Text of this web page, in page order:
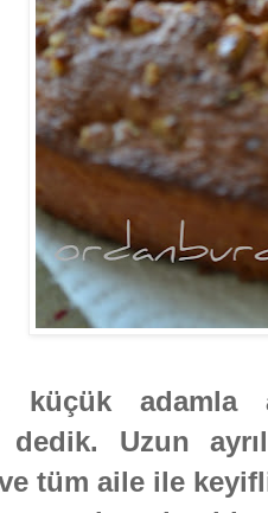
küçük adamla
dedik. Uzun
ve tüm aile ile